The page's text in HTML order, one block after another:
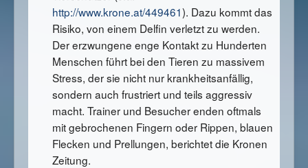
http://www.krone.at/449461). Dazu kommt das
Risiko, von einem Delfin verletzt zu werden.
Der erzwungene enge Kontakt zu Hunderten
Menschen führt bei den Tieren zu massivem
Stress, der sie nicht nur krankheitsanfällig,
sondern auch frustriert und teils aggressiv
macht. Trainer und Besucher enden oftmals
mit gebrochenen Fingern oder Rippen, blauen
Flecken und Prellungen, berichtet die Kronen
Zeitung.